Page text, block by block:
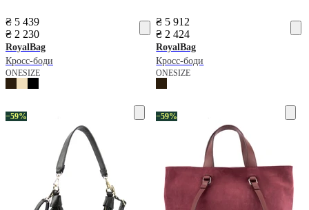
₴ 5 439
₴ 2 230
RoyalBag
Кросс-боди
ONESIZE
₴ 5 912
₴ 2 424
RoyalBag
Кросс-боди
ONESIZE
−59% −59%